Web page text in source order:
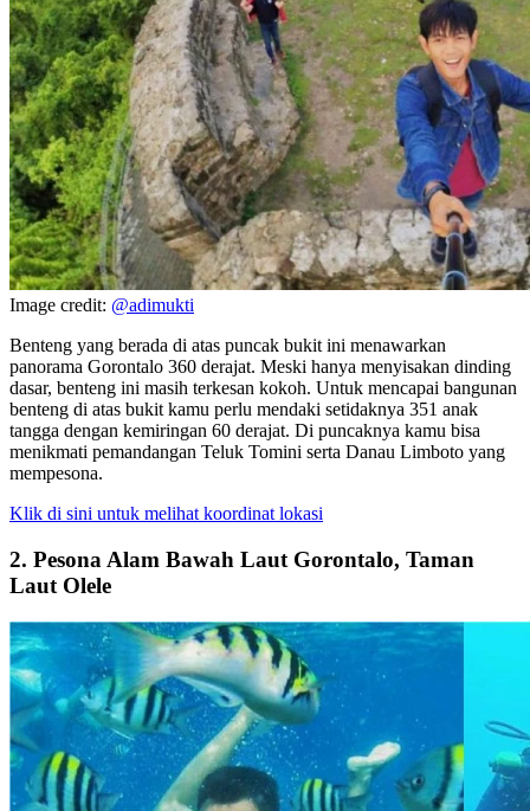
Image credit: @adimukti
Benteng yang berada di atas puncak bukit ini menawarkan
panorama Gorontalo 360 derajat. Meski hanya menyisakan dinding
dasar, benteng ini masih terkesan kokoh. Untuk mencapai bangunan
benteng di atas bukit kamu perlu mendaki setidaknya 351 anak
tangga dengan kemiringan 60 derajat. Di puncaknya kamu bisa
menikmati pemandangan Teluk Tomini serta Danau Limboto yang
mempesona.
Klik di sini untuk melihat koordinat lokasi
2. Pesona Alam Bawah Laut Gorontalo, Taman
Laut Olele